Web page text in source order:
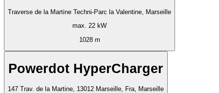
Traverse de la Martine Techni-Parc la Valentine, Marseille
max. 22 kW
1028 m
Powerdot HyperCharger
147 Trav. de la Martine, 13012 Marseille, Fra, Marseille